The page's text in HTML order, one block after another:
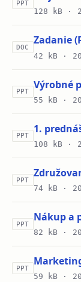
PPT
128 kB ·
DOC
Zadanie
42 kB ·
PPT
Výrobné
55 kB ·
PPT
1.
108 kB ·
PPT
74 kB ·
PPT
Nákup a
82 kB ·
PPT
59 kB ·